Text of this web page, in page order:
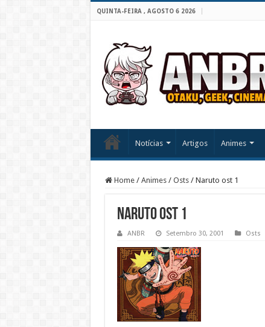
QUINTA-FEIRA , AGOSTO 6 2026
Notícias Artigos Animes
Home / Animes / Osts / Naruto ost 1
Naruto ost 1
ANBR Setembro 30, 2001 Osts